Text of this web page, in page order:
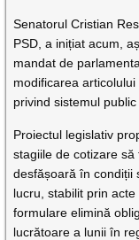
Senatorul Cristian
PSD, a inițiat acum,
mandat de
modificarea
privind sistemul public
Proiectul legislativ
stagiile de cotizare
desfășoară în condiții
lucru, stabilit prin
formulare elimină
lucrătoare a lunii în